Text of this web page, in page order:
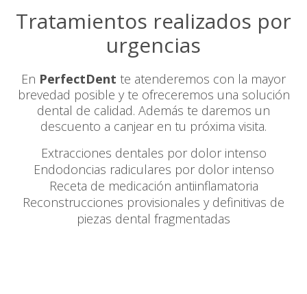
Tratamientos realizados por
urgencias
En PerfectDent te atenderemos con la mayor
brevedad posible y te ofreceremos una solución
dental de calidad. Además te daremos un
descuento a canjear en tu próxima visita.
Extracciones dentales por dolor intenso
Endodoncias radiculares por dolor intenso
Receta de medicación antiinflamatoria
Reconstrucciones provisionales y definitivas de
piezas dental fragmentadas